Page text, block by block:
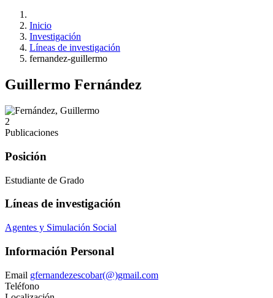
Inicio
Investigación
Líneas de investigación
fernandez-guillermo
Guillermo Fernández
2
Publicaciones
Posición
Estudiante de Grado
Líneas de investigación
Agentes y Simulación Social
Información Personal
Email gfernandezescobar(@)gmail.com
Teléfono